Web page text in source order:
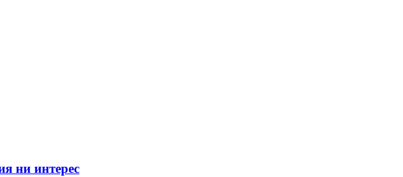
ни интерес